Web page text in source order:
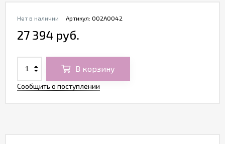
Артикул: O02A0042
Нет в наличии
27 394 руб.
В корзину
Сообщить о поступлении